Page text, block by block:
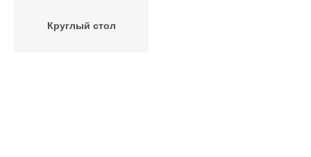
Круглый стол